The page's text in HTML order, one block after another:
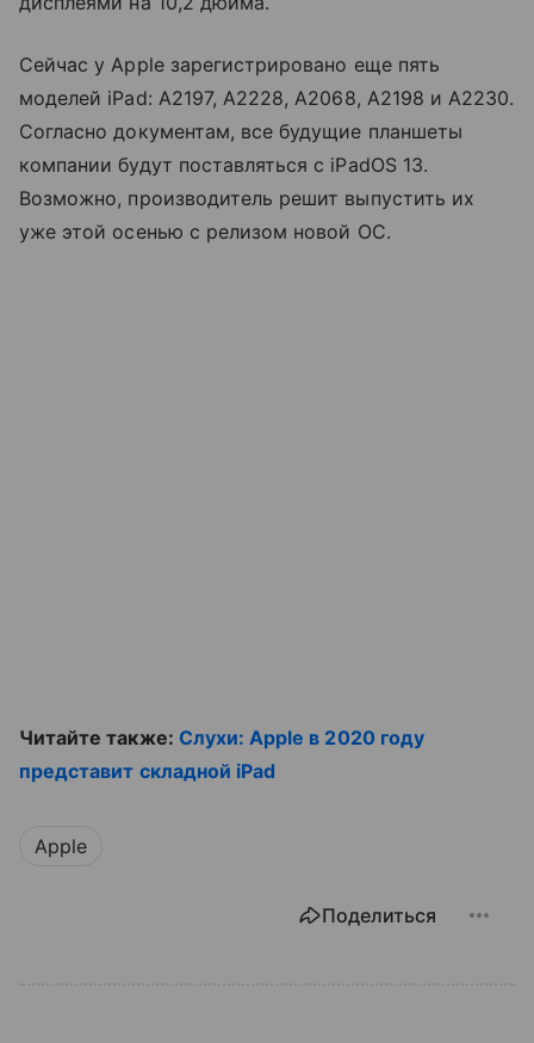
Сейчас у Apple зарегистрировано еще пять
моделей iPad: A2197, A2228, A2068, A2198 и A2230.
Согласно документам, все будущие планшеты
компании будут поставляться с iPadOS 13.
Возможно, производитель решит выпустить их
уже этой осенью с релизом новой ОС.
Читайте также: Слухи: Apple в 2020 году
представит складной iPad
Apple
Поделиться